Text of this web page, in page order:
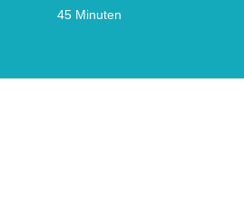
45 Minuten